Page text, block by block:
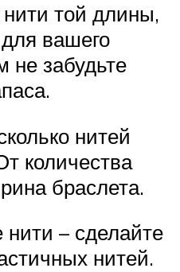
нити той длины,
вашего
не забудьте
нитей
количества
браслета.
– сделайте
нитей.